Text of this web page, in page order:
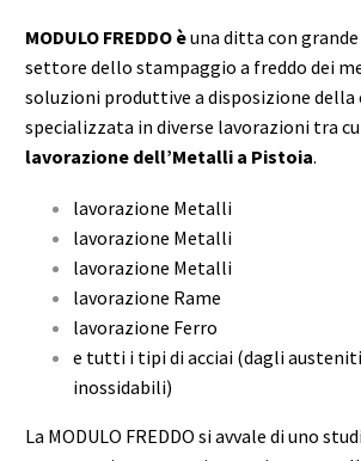
MODULO FREDDO èuna ditta con
settore dello stampaggio a freddo dei
soluzioni produttive a disposizione della
specializzata in diverse lavorazioni tra
lavorazione dell’Metalli a Pistoia.
lavorazione Metalli
lavorazione Metalli
lavorazione Metalli
lavorazione Rame
lavorazione Ferro
e tutti i tipi di acciai (dagli
inossidabili)
La MODULO FREDDO si avvale di uno